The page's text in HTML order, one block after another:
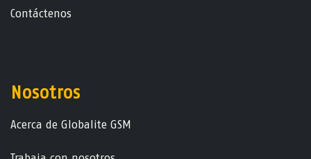
Contáctenos
Nosotros
Acerca de Globalite GSM